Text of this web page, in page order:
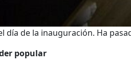
día de la inauguración. Ha
popular